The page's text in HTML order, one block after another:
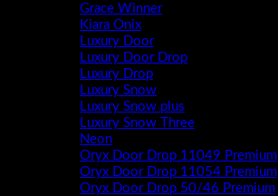
Grace Winner
Kiara Onix
Luxury Door
Luxury Door Drop
Luxury Drop
Luxury Snow
Luxury Snow plus
Luxury Snow Three
Neon
Oryx Door Drop 11049 Premium
Oryx Door Drop 11054 Premium
Oryx Door Drop 50/46 Premium